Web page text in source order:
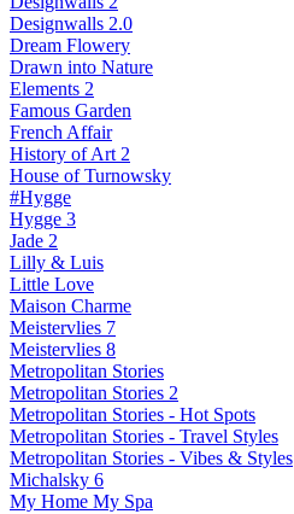
Designwalls 2.0
Dream Flowery
Drawn into Nature
Elements 2
Famous Garden
French Affair
History of Art 2
House of Turnowsky
#Hygge
Hygge 3
Jade 2
Lilly & Luis
Little Love
Maison Charme
Meistervlies 7
Meistervlies 8
Metropolitan Stories
Metropolitan Stories 2
Metropolitan Stories - Hot Spots
Metropolitan Stories - Travel Styles
Metropolitan Stories - Vibes & Styles
Michalsky 6
My Home My Spa